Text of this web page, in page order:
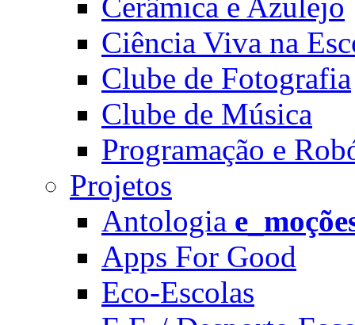
Cerâmica e Azulejo
Ciência Viva na
Clube de Fotografia
Clube de Música
Programação e
Projetos
Antologia
Apps For Good
Eco-Escolas